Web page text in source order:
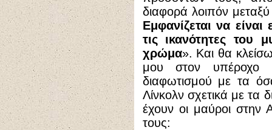
διαφορά λοιπόν
Εμφανίζεται να
τις ικανότητες του
χρώμα». Και θα
μου στον υπέροχο
διαφωτισμού με τα
Λίνκολν σχετικά με
έχουν οι μαύροι στην
τους: